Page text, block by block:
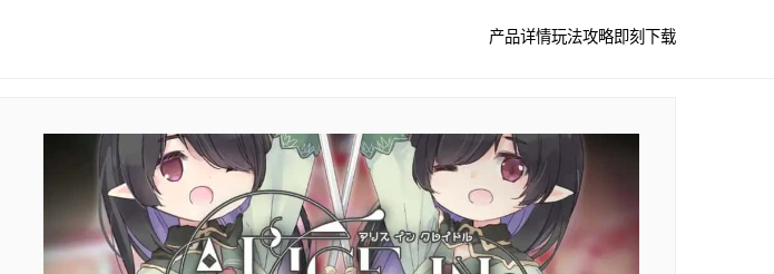
产品详情玩法攻略即刻下载